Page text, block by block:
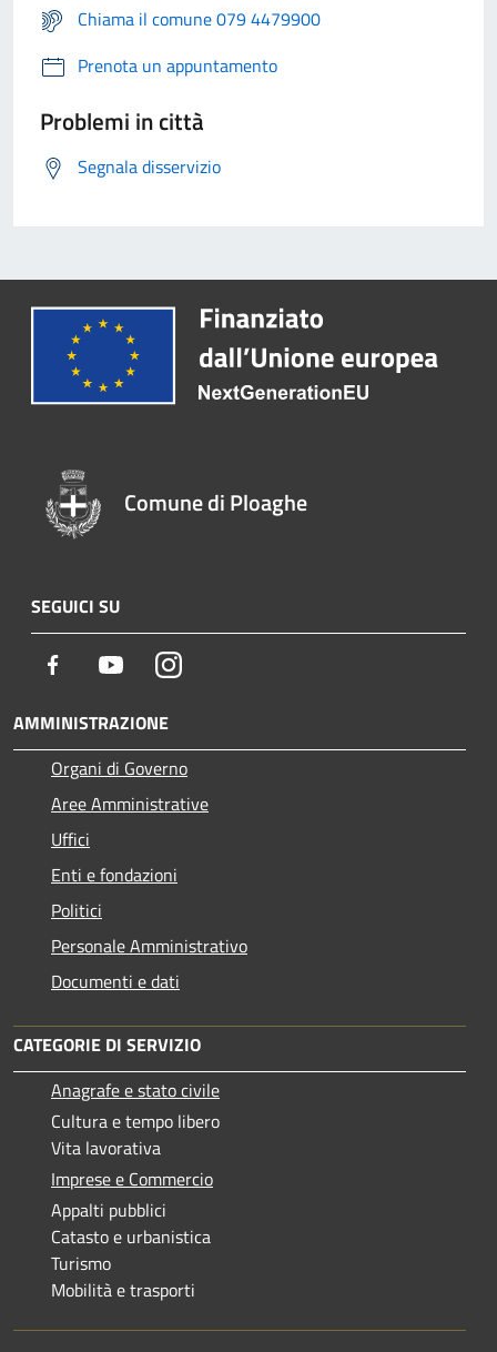
Chiama il comune 079 4479900
Prenota un appuntamento
Problemi in città
Segnala disservizio
Comune di Ploaghe
SEGUICI SU
Facebook YoutubeInstagram
AMMINISTRAZIONE
Organi di Governo
Aree Amministrative
Uffici
Enti e fondazioni
Politici
Personale Amministrativo
Documenti e dati
CATEGORIE DI SERVIZIO
Anagrafe e stato civile
Cultura e tempo libero
Vita lavorativa
Imprese e Commercio
Appalti pubblici
Catasto e urbanistica
Turismo
Mobilità e trasporti